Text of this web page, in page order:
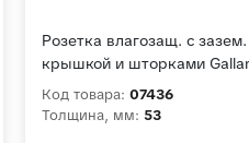
Розетка влагозащ. с
крышкой и шторками
рифленый) W5071210
Код товара: 07436
Толщина, мм: 53